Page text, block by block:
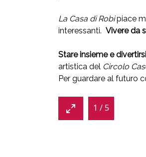
La Casa di Robipiace
interessanti. Vivere da
Stare insieme e divertirsi
artistica del Circolo
Per guardare al futuro
1 / 5